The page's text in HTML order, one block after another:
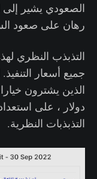
الصعودي يشير إلى
رهان على صعود
جميع أسعار التنفيذ.
التذبذبات النظرية.